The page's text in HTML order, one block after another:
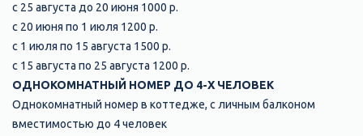
с 25 августа до 20 июня 1000 р.
с 20 июня по 1 июля 1200 р.
с 1 июля по 15 августа 1500 р.
с 15 августа по 25 августа 1200 р.
ОДНОКОМНАТНЫЙ НОМЕР ДО 4-Х ЧЕЛОВЕК
Однокомнатный номер в коттедже, с личным балконом
вместимостью до 4 человек